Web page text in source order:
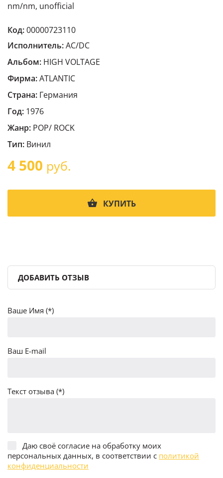
nm/nm, unofficial
Код:00000723110
Исполнитель:AC/DC
Альбом: HIGH VOLTAGE
Фирма:ATLANTIC
Страна: Германия
Год: 1976
Жанр: POP/ ROCK
Тип: Винил
4 500 руб.
КУПИТЬ
ДОБАВИТЬ ОТЗЫВ
Ваше Имя (*)
Ваш E-mail
Текст отзыва (*)
Даю своё согласие на обработку моих
персональных данных, в соответствии с политикой
конфиденциальности